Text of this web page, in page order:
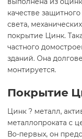
качестве
света,
покрытие Цинк.
частного
зданий. Она
монтируется.
Покрытие
Цинк ? металл,
металлопроката с
Во-первых, он